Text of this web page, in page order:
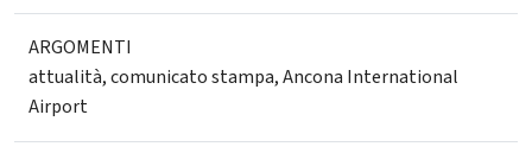
ARGOMENTI
attualità,comunicato stampa,Ancona International
Airport